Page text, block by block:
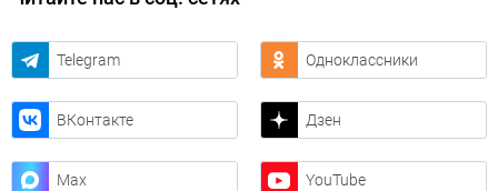
Telegram Одноклассники
ВКонтакте Дзен
Max YouTube